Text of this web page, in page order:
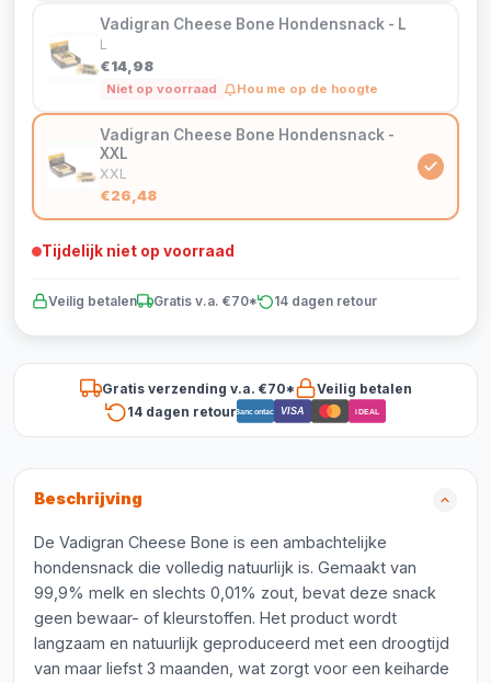
Vadigran Cheese Bone Hondensnack - L
L
€14,98
Niet op voorraad Hou me op de hoogte
Vadigran Cheese Bone Hondensnack -
XXL
XXL
€26,48
Tijdelijk niet op voorraad
Veilig betalen Gratis v.a. €70* 14 dagen retour
Gratis verzending v.a. €70*
Veilig betalen
14 dagen retourBancontact VISA iDEAL
Beschrijving
De Vadigran Cheese Bone is een ambachtelijke
hondensnack die volledig natuurlijk is. Gemaakt van
99,9% melk en slechts 0,01% zout, bevat deze snack
geen bewaar- of kleurstoffen. Het product wordt
langzaam en natuurlijk geproduceerd met een droogtijd
van maar liefst 3 maanden, wat zorgt voor een keiharde